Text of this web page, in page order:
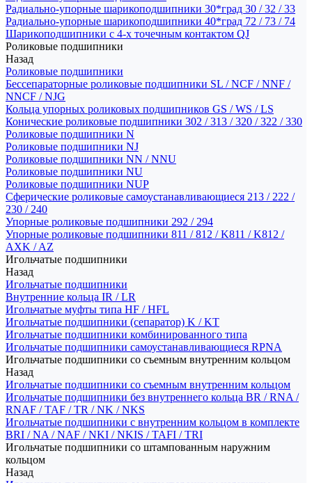
Радиально-упорные шарикоподшипники 30*град 30 / 32 / 33
Радиально-упорные шарикоподшипники 40*град 72 / 73 / 74
Шарикоподшипники с 4-х точечным контактом QJ
Роликовые подшипники
Назад
Роликовые подшипники
Бессепараторные роликовые подшипники SL / NCF / NNF /
NNCF / NJG
Кольца упорных роликовых подшипников GS / WS / LS
Конические роликовые подшипники 302 / 313 / 320 / 322 / 330
Роликовые подшипники N
Роликовые подшипники NJ
Роликовые подшипники NN / NNU
Роликовые подшипники NU
Роликовые подшипники NUP
Сферические роликовые самоустанавливающиеся 213 / 222 /
230 / 240
Упорные роликовые подшипники 292 / 294
Упорные роликовые подшипники 811 / 812 / K811 / K812 /
AXK / AZ
Игольчатые подшипники
Назад
Игольчатые подшипники
Внутренние кольца IR / LR
Игольчатые муфты типа HF / HFL
Игольчатые подшипники (сепаратор) K / KT
Игольчатые подшипники комбинированного типа
Игольчатые подшипники самоустанавливающиеся RPNA
Игольчатые подшипники со съемным внутренним кольцом
Назад
Игольчатые подшипники со съемным внутренним кольцом
Игольчатые подшипники без внутреннего кольца BR / RNA /
RNAF / TAF / TR / NK / NKS
Игольчатые подшипники с внутренним кольцом в комплекте
BRI / NA / NAF / NKI / NKIS / TAFI / TRI
Игольчатые подшипники со штампованным наружним
кольцом
Назад